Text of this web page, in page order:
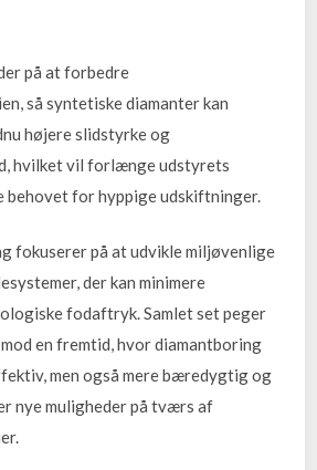
på at forbedre
så syntetiske diamanter kan
højere slidstyrke og
hvilket vil forlænge udstyrets
behovet for hyppige udskiftninger.
fokuserer på at udvikle miljøvenlige
der kan minimere
fodaftryk. Samlet set peger
en fremtid, hvor diamantboring
men også mere bæredygtig og
nye muligheder på tværs af